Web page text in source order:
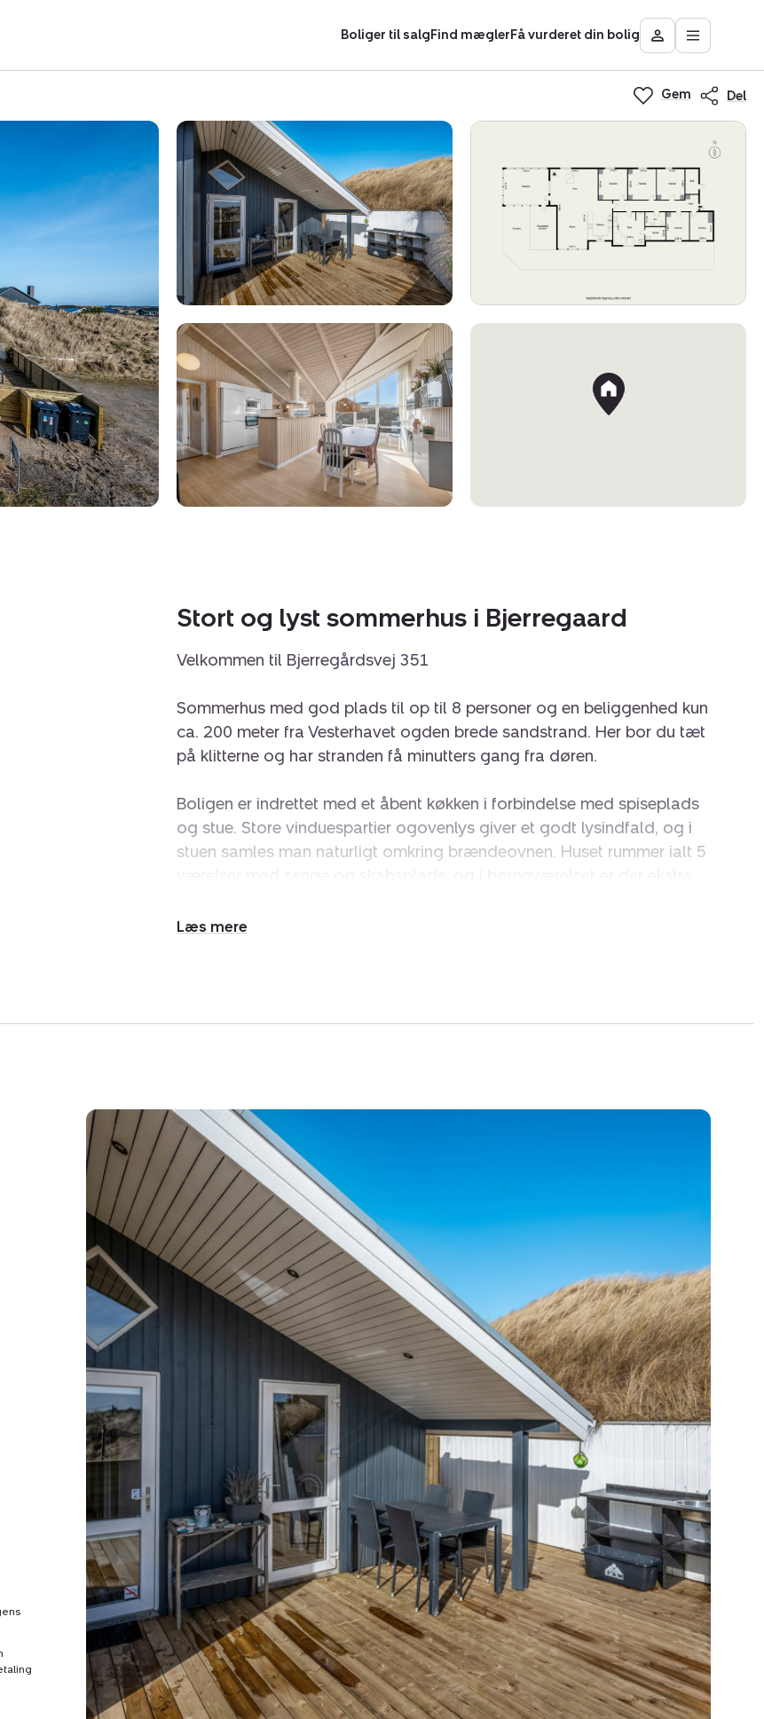
Boliger til salgFind mæglerFå vurderet din bolig
Besøg
Mit
Nybolig
Åbn
Gem Del
Stort og lyst sommerhus i Bjerregaard
Velkommen til Bjerregårdsvej 351
Sommerhus med god plads til op til 8 personer og en beliggenhed kun
ca. 200 meter fra Vesterhavet ogden brede sandstrand. Her bor du tæt
på klitterne og har stranden få minutters gang fra døren.
Boligen er indrettet med et åbent køkken i forbindelse med spiseplads
og stue. Store vinduespartier ogovenlys giver et godt lysindfald, og i
stuen samles man naturligt omkring brændeovnen. Huset rummer ialt 5
For børnene er der sandkasse ved terrassen, og efter en tur på
stranden kan sandet skylles af under den udendørs bruser.
Badeværelset og køkkenet har fået skiftet låger i 2024, ligeledes er der
løbende skiftet vinduer i udestuen. Et sommerhus med en god
planløsning, korte afstande til stranden og rammer til ferie hele året.
Sommerhuset er udlejet igennem Esmark og har i 2025 indbragt:
204.000,- baseret på 39 ugersudlejning. Huset er indtil videre udlejet
for 160.000,- i 2026 baseret på 32 uger. Kontakt os gerne for mere
information eller en fremvisning!